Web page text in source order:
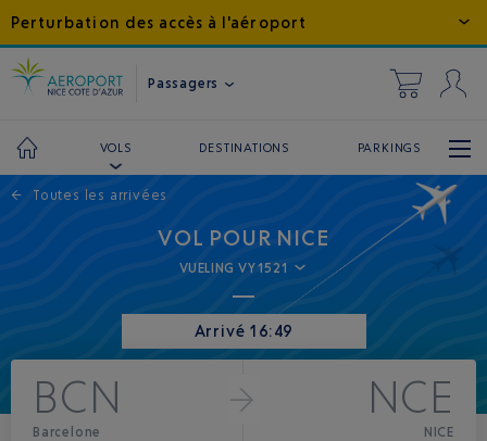
Perturbation des accès à l'aéroport
Passagers
VOLS DESTINATIONS PARKINGS
← Toutes les arrivées
VOL POUR NICE
VUELING VY1521
Arrivé 16:49
BCN
Barcelone
NCE
NICE